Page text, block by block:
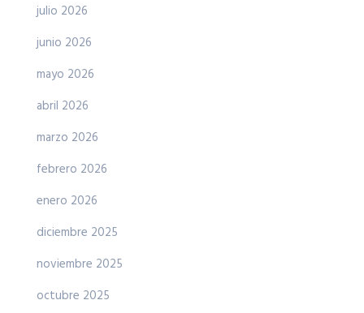
julio 2026
junio 2026
mayo 2026
abril 2026
marzo 2026
febrero 2026
enero 2026
diciembre 2025
noviembre 2025
octubre 2025